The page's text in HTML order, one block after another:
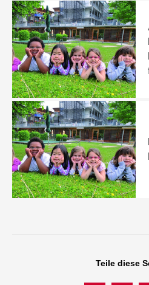
Teile diese